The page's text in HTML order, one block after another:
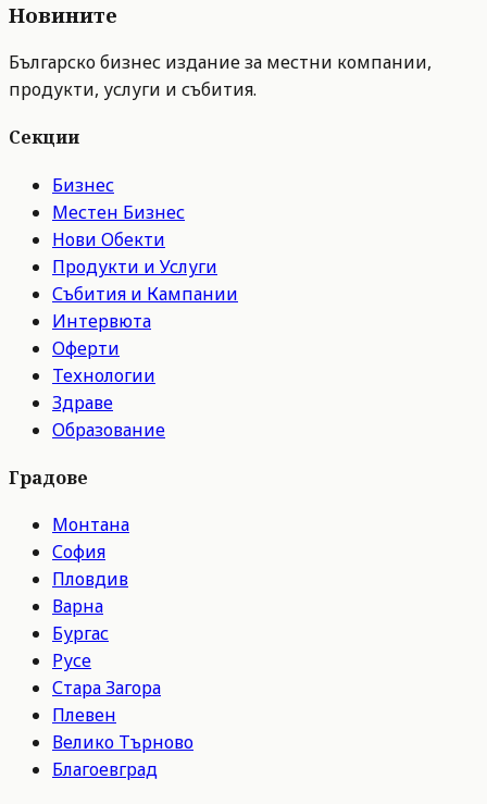
Новините
Българско бизнес издание за местни компании,
продукти, услуги и събития.
Секции
Бизнес
Местен Бизнес
Нови Обекти
Продукти и Услуги
Събития и Кампании
Интервюта
Оферти
Технологии
Здраве
Образование
Градове
Монтана
София
Пловдив
Варна
Бургас
Русе
Стара Загора
Плевен
Велико Търново
Благоевград